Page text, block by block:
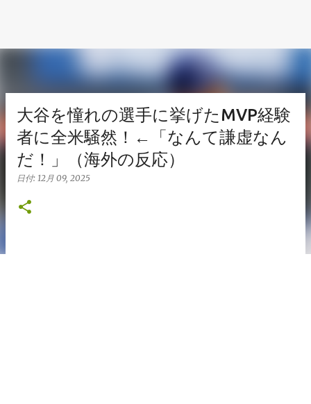
大谷を憧れの選手に挙げたMVP経験
者に全米騒然！←「なんて謙虚なん
だ！」（海外の反応）
日付: 12月 09, 2025